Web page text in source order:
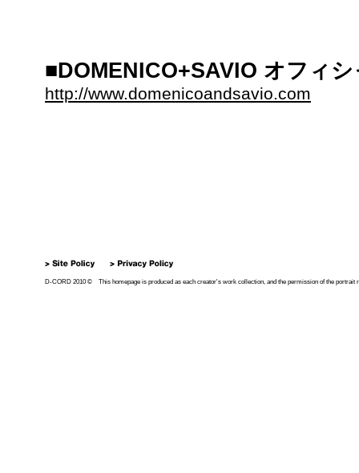
■DOMENICO+SAVIO オフィ
http://www.domenicoandsavio.com
D-CORD 2010 © This homepage is produced as each creator's work collection, and the permission of the portrait